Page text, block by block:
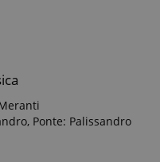
Ponte: Palissandro